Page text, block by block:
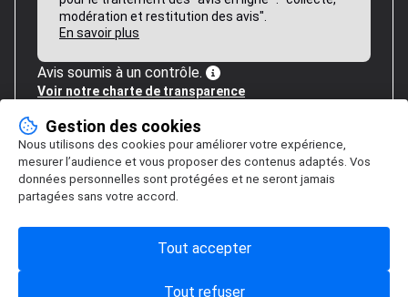
modération et restitution des avis".
En savoir plus
Avis soumis à un contrôle.
Voir notre charte de transparence
Gestion des cookies
Nous utilisons des cookies pour améliorer votre expérience,
mesurer l’audience et vous proposer des contenus adaptés. Vos
données personnelles sont protégées et ne seront jamais
partagées sans votre accord.
Tout refuser
Tout accepter